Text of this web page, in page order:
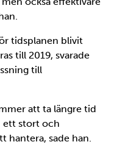
tidsplanen blivit
till 2019, svarade
till
att ta längre tid
ett stort och
hantera, sade han.